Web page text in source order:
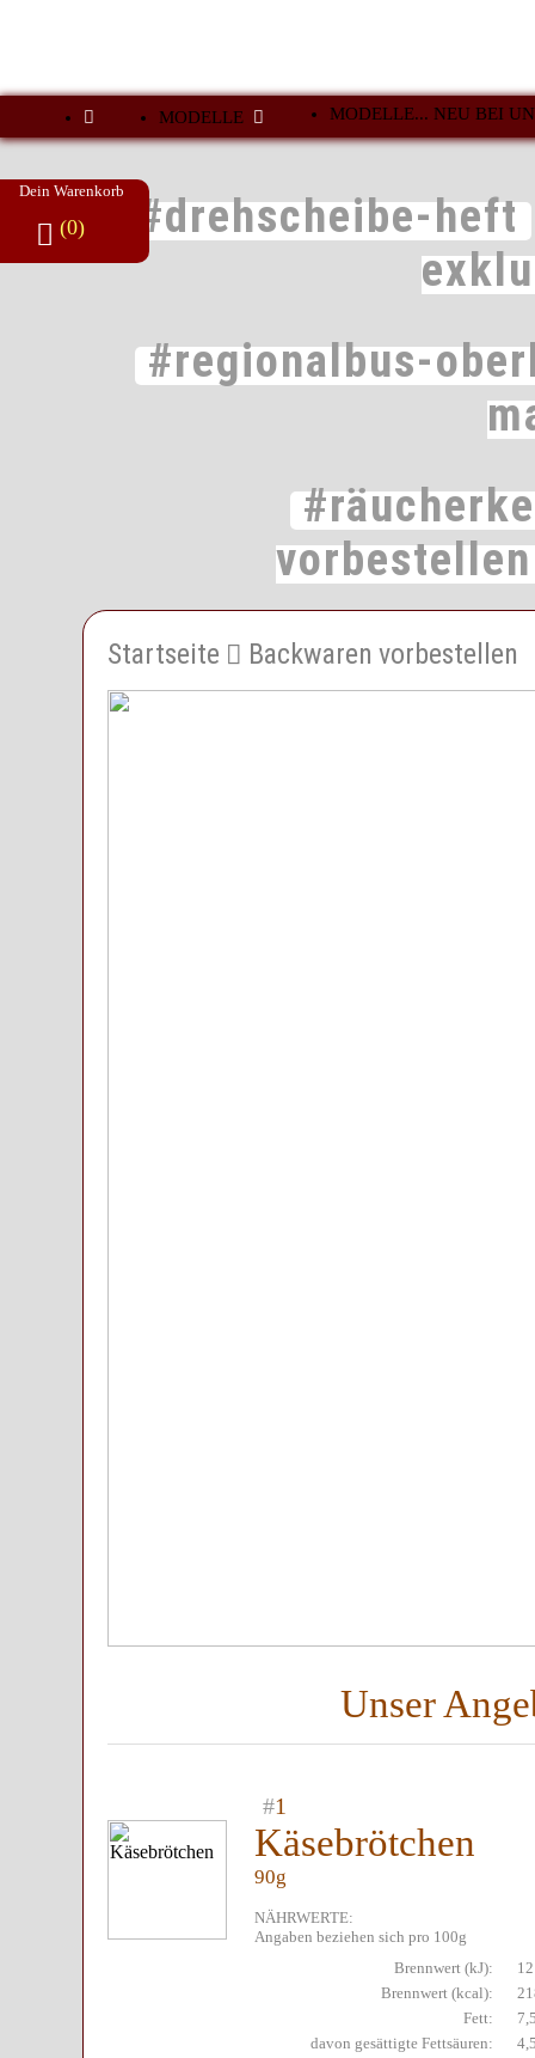
MODELLE MODELLE... NEU BEI
Dein Warenkorb
(0)
#drehscheibe-heft
#regionalbus-
Startseite Backwaren vorbestellen
Unser
#1
Käsebrötchen
90g
NÄHRWERTE:
Angaben beziehen sich pro 100g
Brennwert (kJ):
Brennwert (kcal):
Fett:
davon gesättigte Fettsäuren: